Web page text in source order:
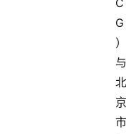
C
G
）
与
北
京
市